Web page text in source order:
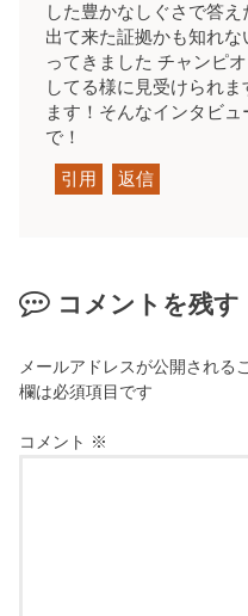
した豊かなしぐさで答
出て来た証拠かも知れ
ってきました チャンピ
してる様に見受けられ
ます！そんなインタビ
で！
引用 返信
コメントを残す
メールアドレスが公開される
欄は必須項目です
コメント ※